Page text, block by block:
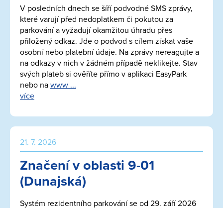
V posledních dnech se šíří podvodné SMS zprávy,
které varují před nedoplatkem či pokutou za
parkování a vyžadují okamžitou úhradu přes
přiložený odkaz. Jde o podvod s cílem získat vaše
osobní nebo platební údaje. Na zprávy nereagujte a
na odkazy v nich v žádném případě neklikejte. Stav
svých plateb si ověříte přímo v aplikaci EasyPark
nebo na www ...
více
21. 7. 2026
Značení v oblasti 9-01
(Dunajská)
Systém rezidentního parkování se od 29. září 2026